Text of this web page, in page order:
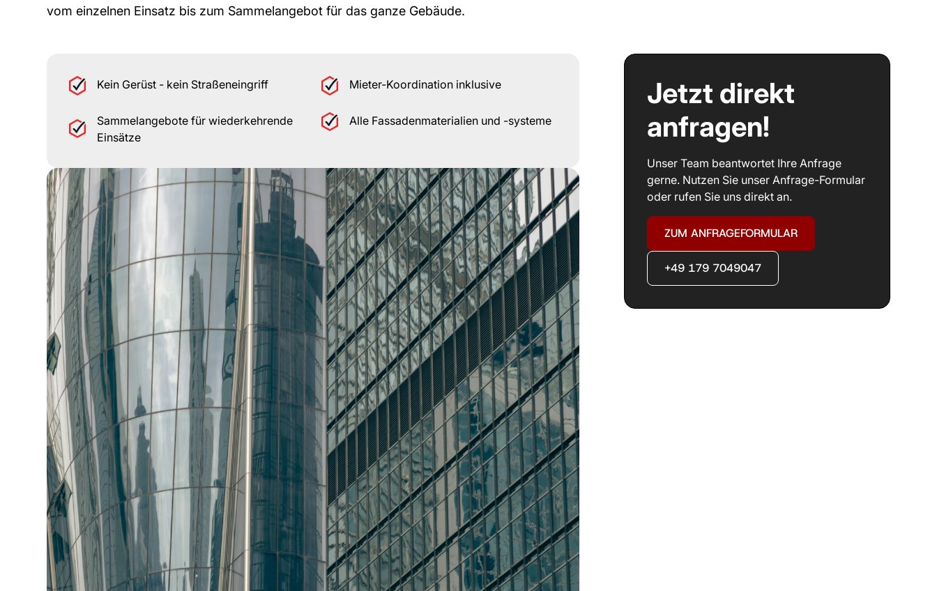
vom einzelnen Einsatz bis zum Sammelangebot für das ganze Gebäude.
Kein Gerüst - kein Straßeneingriff Mieter-Koordination inklusive
Sammelangebote für wiederkehrende
Einsätze
Alle Fassadenmaterialien und -systeme
Jetzt direkt
anfragen!
Unser Team beantwortet Ihre Anfrage
gerne. Nutzen Sie unser Anfrage-Formular
oder rufen Sie uns direkt an.
ZUM ANFRAGEFORMULAR
+49 179 7049047